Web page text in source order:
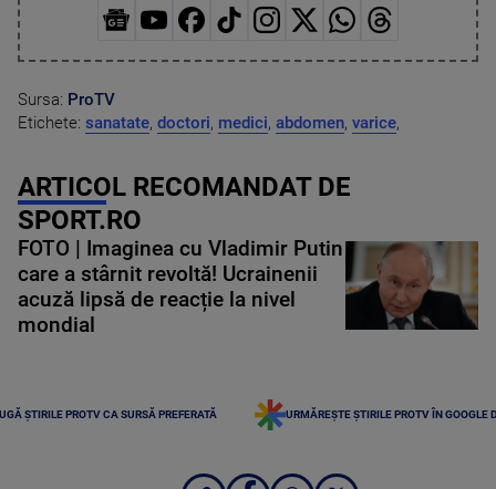
Sursa: ProTV
Etichete: sanatate, doctori, medici, abdomen, varice,
ARTICOL RECOMANDAT DE
SPORT.RO
FOTO | Imaginea cu Vladimir Putin
care a stârnit revoltă! Ucrainenii
acuză lipsă de reacție la nivel
mondial
ȘTIRILE PROTV CA SURSĂ PREFERATĂ URMĂREȘTE ȘTIRILE PROTV ÎN GOOGLE